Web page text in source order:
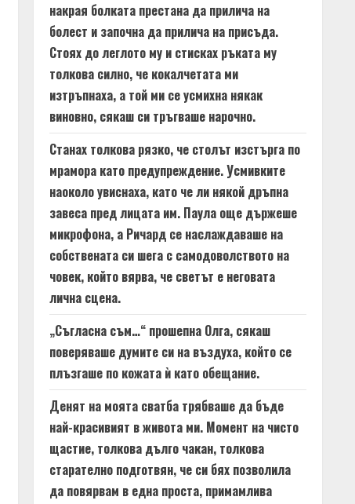
накрая болката престана да прилича на
болест и започна да прилича на присъда.
Стоях до леглото му и стисках ръката му
толкова силно, че кокалчетата ми
изтръпнаха, а той ми се усмихна някак
виновно, сякаш си тръгваше нарочно.
Станах толкова рязко, че столът изстърга по
мрамора като предупреждение. Усмивките
наоколо увиснаха, като че ли някой дръпна
завеса пред лицата им. Паула още държеше
микрофона, а Ричард се наслаждаваше на
собствената си шега с самодоволството на
човек, който вярва, че светът е неговата
лична сцена.
„Съгласна съм…“ прошепна Олга, сякаш
поверяваше думите си на въздуха, който се
плъзгаше по кожата ѝ като обещание.
Денят на моята сватба трябваше да бъде
най-красивият в живота ми. Момент на чисто
щастие, толкова дълго чакан, толкова
старателно подготвян, че си бях позволила
да повярвам в една проста, примамлива